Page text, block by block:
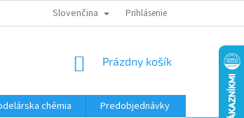
MODELÁRSKY KRÚŽOK
Slovenčina Prihlásenie
NÁKUPNÝ
Prázdny košík
chémia
Predobjednávky